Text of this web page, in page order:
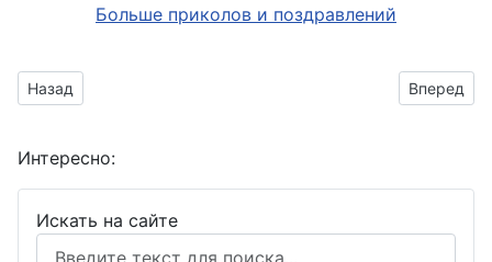
Больше приколов и поздравлений
Предыдущий материал: к празднику святого Валентина
Назад Вперед
Интересно:
Искать на сайте